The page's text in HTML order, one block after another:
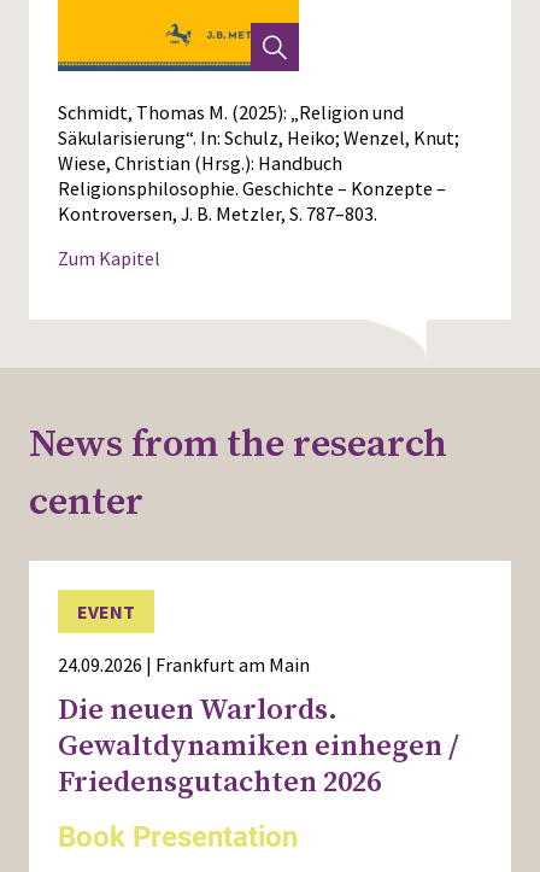
Schmidt, Thomas M. (2025): „Religion und
Säkularisierung“. In: Schulz, Heiko; Wenzel, Knut;
Wiese, Christian (Hrsg.): Handbuch
Religionsphilosophie. Geschichte – Konzepte –
Kontroversen, J. B. Metzler, S. 787–803.
Zum Kapitel
News from the research
center
EVENT
24.09.2026 | Frankfurt am Main
Die neuen Warlords.
Gewaltdynamiken einhegen /
Friedensgutachten 2026
Book Presentation